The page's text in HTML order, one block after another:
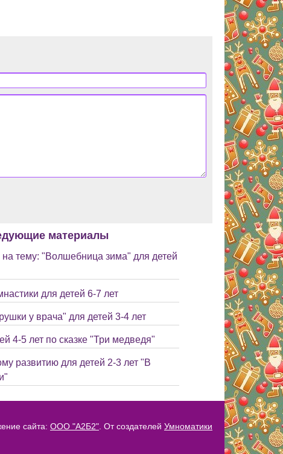
материалы
тему: "Волшебница зима" для детей
для детей 6-7 лет
у врача" для детей 3-4 лет
4-5 лет по сказке "Три медведя"
развитию для детей 2-3 лет "В
сайта: ООО "А2Б2" . От создателей Умноматики